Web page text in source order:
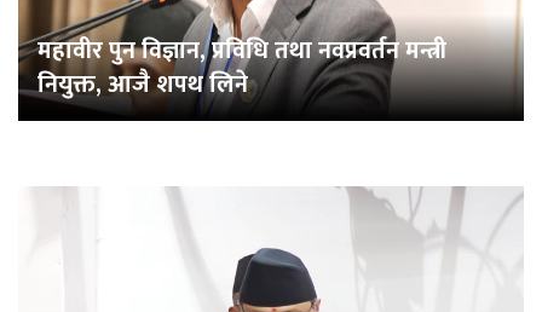
महावीर पुन विज्ञान, प्रविधि तथा नवप्रवर्तन मन्त्री
नियुक्त, आजै शपथ लिने